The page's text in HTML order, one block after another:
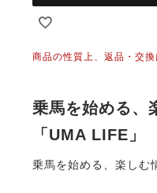
商品の性質上、返品・交換
乗馬を始める、
「UMA LIFE」
乗馬を始める、楽しむ